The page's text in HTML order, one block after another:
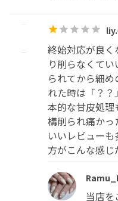
終始対応が良く
り削らなくて
られてから細
れた時は「？
本的な甘皮処理
構削られ痛かっ
いいレビュー
方がこんな感じ
当店を